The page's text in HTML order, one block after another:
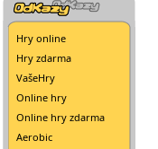
Hry online
Hry zdarma
VašeHry
Online hry
Online hry zdarma
Aerobic